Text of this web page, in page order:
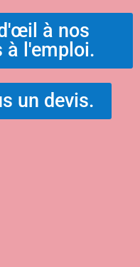
à nos
à l'emploi.
un devis.